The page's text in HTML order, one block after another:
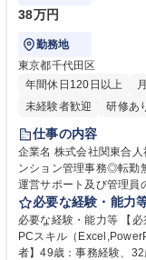
38万円
勤務地
東京都千代田区
年間休日120日以上
未経験者歓迎
研修あ
仕事の内容
企業名 株式会社関東合人社 求人名 未経験・ベテラン歓迎【お茶
ンション管理事務◎転勤無/年休123日 仕事の内容
運営サポート及び管理員
事務所内での事務業務等
【年収補足】532万円 ＋
実績） ＋管理業務主任
人社計画研究所社のグル
必要な経験・能力
必要な経験・能力等 【
PCスキル（Excel,PowerPoint,Word） ■積極
者】49歳：事務経験、32歳：ド